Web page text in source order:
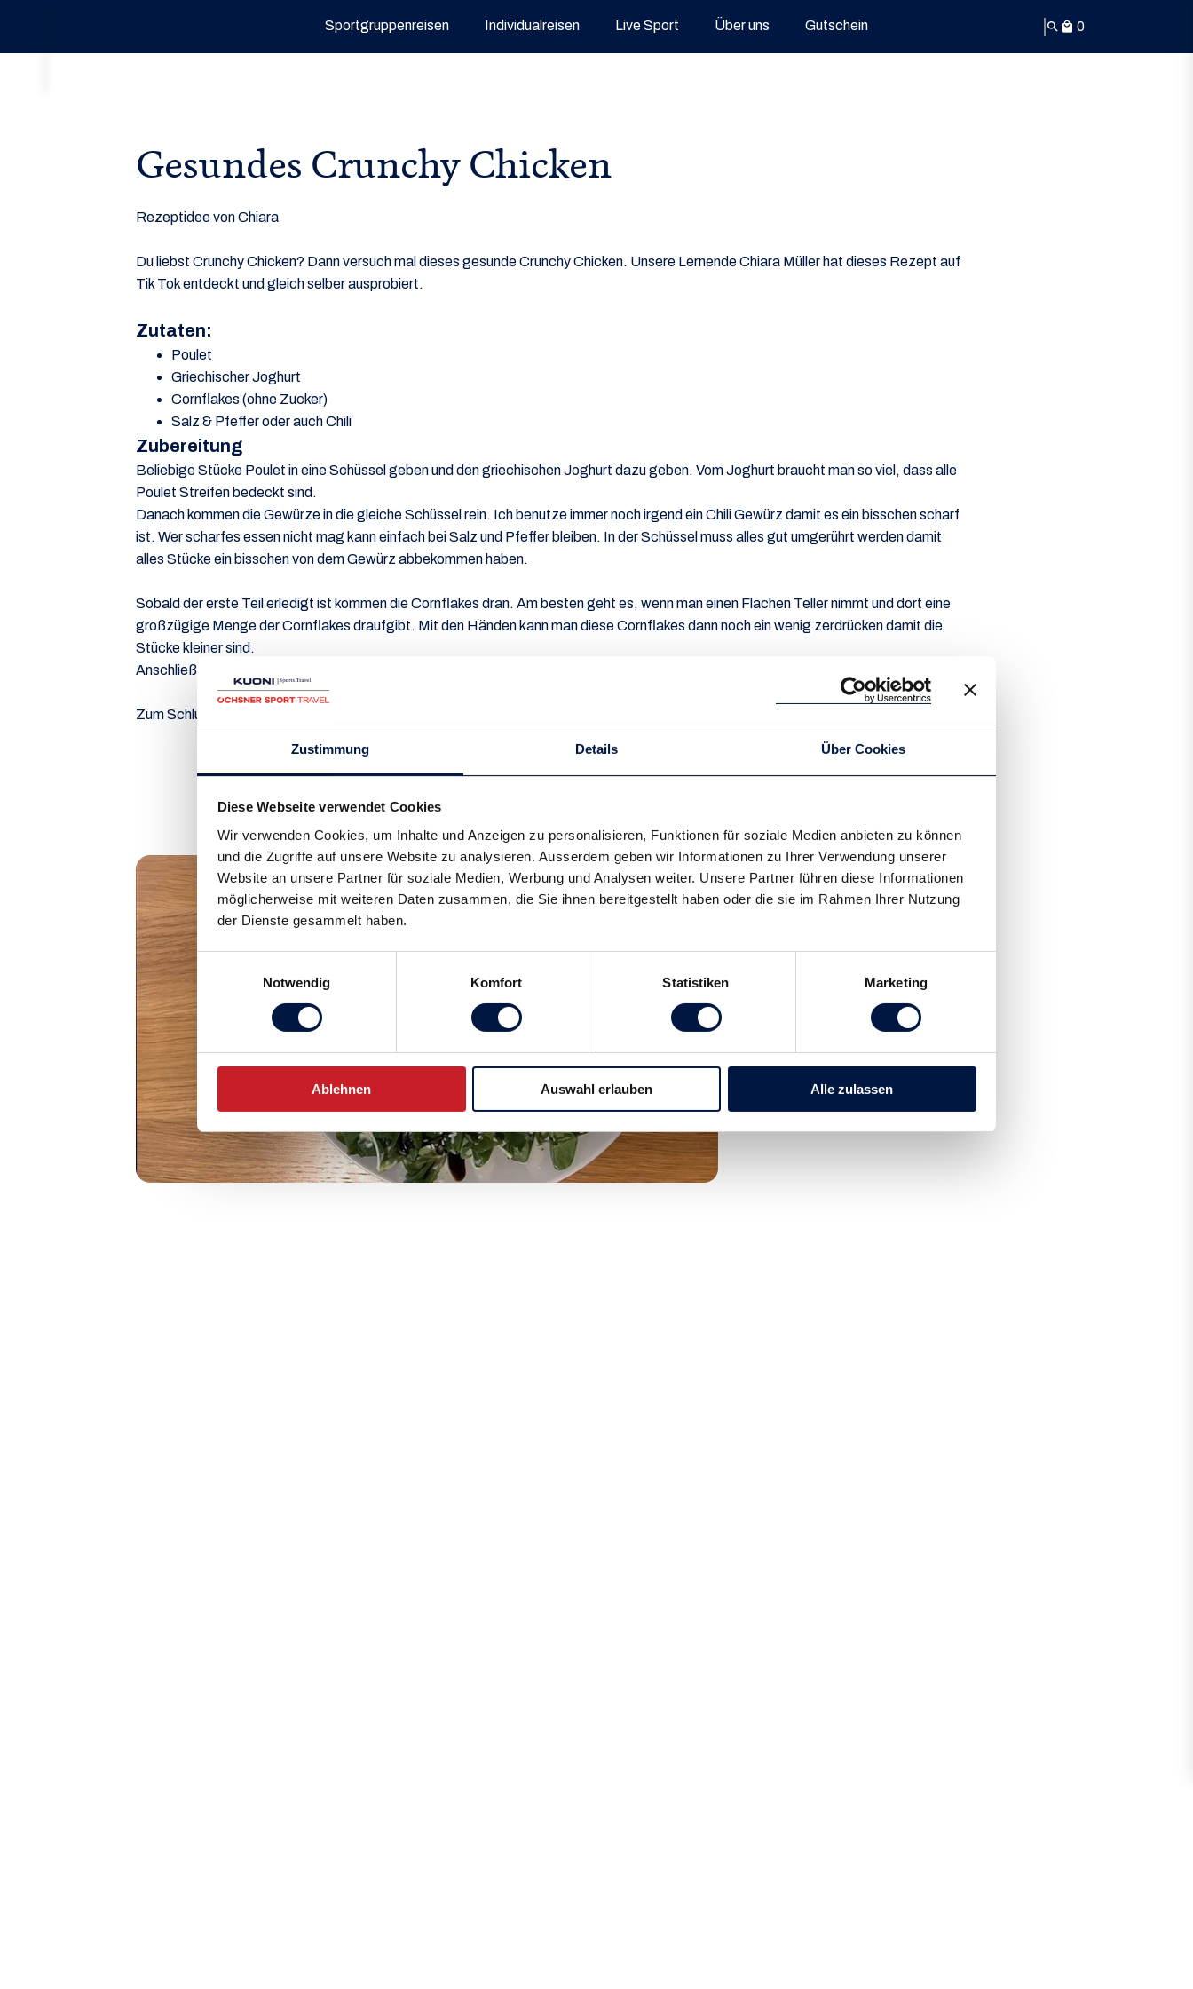
Zustimmung Details Über Cookies
Diese Webseite verwendet Cookies
Wir verwenden Cookies, um Inhalte und Anzeigen zu personalisieren, Funktionen für soziale Medien anbieten zu können
und die Zugriffe auf unsere Website zu analysieren. Ausserdem geben wir Informationen zu Ihrer Verwendung unserer
Website an unsere Partner für soziale Medien, Werbung und Analysen weiter. Unsere Partner führen diese Informationen
möglicherweise mit weiteren Daten zusammen, die Sie ihnen bereitgestellt haben oder die sie im Rahmen Ihrer Nutzung
der Dienste gesammelt haben.
Notwendig
Komfort Statistiken Marketing
Ablehnen Auswahl erlauben Alle zulassen
Sportgruppenreisen Individualreisen Live Sport Über uns Gutschein search local_mall 0
Gesundes Crunchy Chicken
Rezeptidee von Chiara
Du liebst Crunchy Chicken? Dann versuch mal dieses gesunde Crunchy Chicken. Unsere Lernende Chiara Müller hat dieses Rezept auf
Tik Tok entdeckt und gleich selber ausprobiert.
Zutaten:
Poulet
Griechischer Joghurt
Cornflakes (ohne Zucker)
Salz & Pfeffer oder auch Chili
Zubereitung
Beliebige Stücke Poulet in eine Schüssel geben und den griechischen Joghurt dazu geben. Vom Joghurt braucht man so viel, dass alle
Poulet Streifen bedeckt sind.
Danach kommen die Gewürze in die gleiche Schüssel rein. Ich benutze immer noch irgend ein Chili Gewürz damit es ein bisschen scharf
ist. Wer scharfes essen nicht mag kann einfach bei Salz und Pfeffer bleiben. In der Schüssel muss alles gut umgerührt werden damit
alles Stücke ein bisschen von dem Gewürz abbekommen haben.
Sobald der erste Teil erledigt ist kommen die Cornflakes dran. Am besten geht es, wenn man einen Flachen Teller nimmt und dort eine
großzügige Menge der Cornflakes draufgibt. Mit den Händen kann man diese Cornflakes dann noch ein wenig zerdrücken damit die
Stücke kleiner sind.
Anschließend nimmt man die Poulet Streifen und legt sie in die Cornflakes rein, so dass alle Seiten bedeckt sind.
Zum Schluss kommt alles in einen auf 220 Grad vorgeheizten Ofen für ca. 15 Minuten und schon ist es fertig!